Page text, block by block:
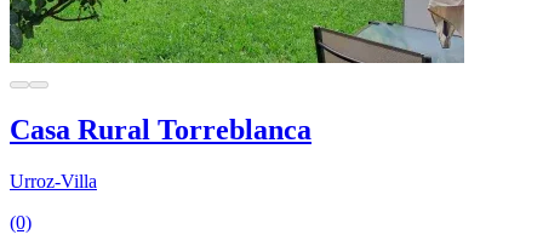
Casa Rural Torreblanca
Urroz-Villa
(0)